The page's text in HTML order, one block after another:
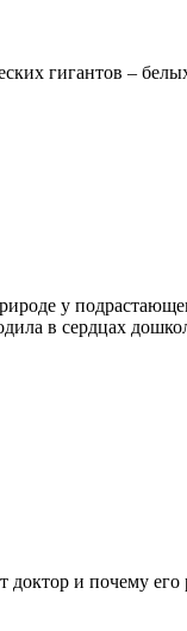
гигантов –
у
в сердцах
и почему его